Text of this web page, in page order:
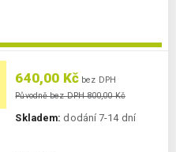
640,00 Kč bez DPH
Původně bez DPH 800,00 Kč
Skladem: dodání 7-14 dní